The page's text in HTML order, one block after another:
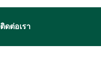
ติดต่อเรา